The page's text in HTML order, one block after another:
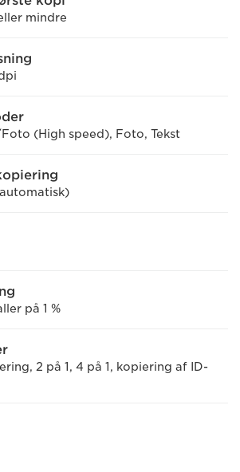
mindre
(High speed), Foto, Tekst
på 1 %
2 på 1, 4 på 1, kopiering af ID-